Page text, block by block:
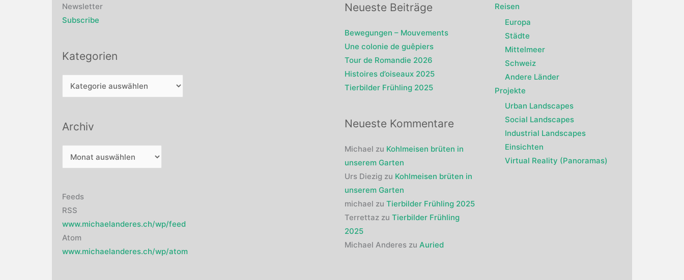
Newsletter
Subscribe
Kategorien
Kategorien
Archiv
Feeds
RSS
www.michaelanderes.ch/wp/feed
Atom
www.michaelanderes.ch/wp/atom
Neueste Beiträge
Bewegungen – Mouvements
Une colonie de guêpiers
Tour de Romandie 2026
Histoires d’oiseaux 2025
Tierbilder Frühling 2025
Neueste Kommentare
Michael zu Kohlmeisen brüten in
unserem Garten
Urs Diezig zu Kohlmeisen brüten in
unserem Garten
michael zu Tierbilder Frühling 2025
Terrettaz zu Tierbilder Frühling
2025
Michael Anderes zu Auried
Reisen
Europa
Städte
Mittelmeer
Schweiz
Andere Länder
Projekte
Urban Landscapes
Social Landscapes
Industrial Landscapes
Einsichten
Virtual Reality (Panoramas)